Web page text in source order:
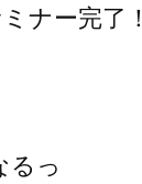
ナー完了！
るっ